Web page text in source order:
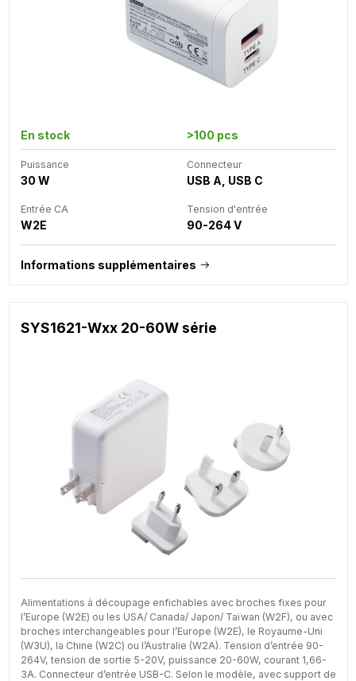
En stock >100 pcs
Puissance
30 W
Connecteur
USB A, USB C
Entrée CA
W2E
Tension d'entrée
90-264 V
Informations supplémentaires
SYS1621-Wxx 20-60W série
Alimentations à découpage enfichables avec broches fixes pour
l’Europe (W2E) ou les USA/ Canada/ Japon/ Taïwan (W2F), ou avec
broches interchangeables pour l’Europe (W2E), le Royaume-Uni
(W3U), la Chine (W2C) ou l’Australie (W2A). Tension d’entrée 90-
264V, tension de sortie 5-20V, puissance 20-60W, courant 1,66-
3A. Connecteur d’entrée USB-C. Selon le modèle, avec support de